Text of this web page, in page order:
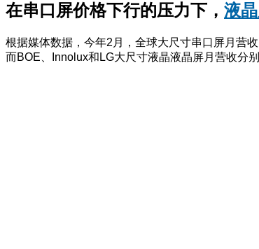
在串口屏价格下行的压力下， 液
根据媒体数据，今年2月，全球大尺寸串口屏月营
而BOE、Innolux和LG大尺寸液晶液晶屏月营收分